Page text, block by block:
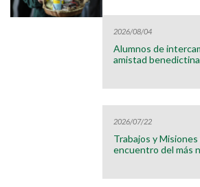
2026/08/04
Alumnos de
amistad benedictina
2026/07/22
Trabajos y
encuentro del más